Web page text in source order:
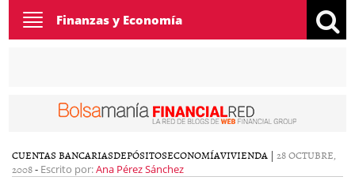
Toggle
navigation
Finanzas y Economía
CUENTAS BANCARIASDEPÓSITOSECONOMÍAVIVIENDA | 28 OCTUBRE,
2008- Escrito por:Ana Pérez Sánchez